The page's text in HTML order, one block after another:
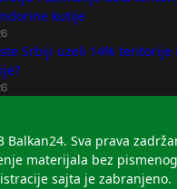
kutije
Srbiji uzeli 14% teritorije
Balkan24. Sva prava
materijala bez
sajta je zabranjeno.